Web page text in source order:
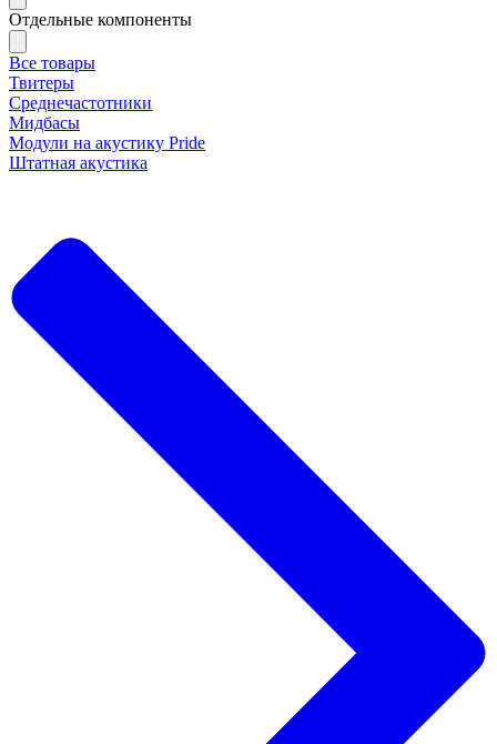
Отдельные компоненты
Все товары
Твитеры
Среднечастотники
Мидбасы
Модули на акустику Pride
Штатная акустика